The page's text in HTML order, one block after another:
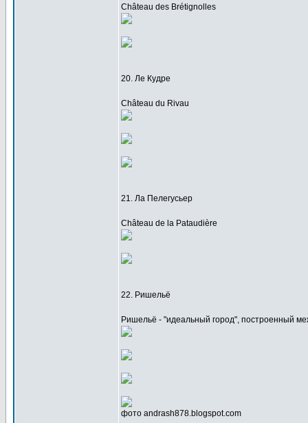
Château des Brétignolles
20. Ле Кудре
Château du Rivau
21. Ла Пелегусьер
Château de la Pataudière
22. Ришельё
Ришельё - "идеальный город", построенный
фото andrash878.blogspot.com